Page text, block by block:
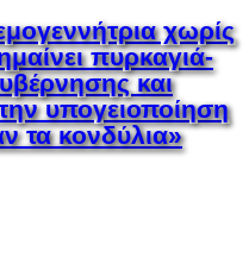
χωρίς
πυρκαγιά-
και
υπογειοποίηση
τα κονδύλια»